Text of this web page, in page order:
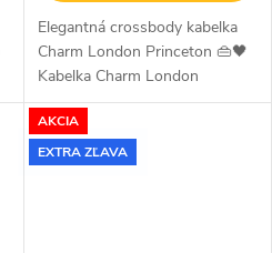
Elegantná crossbody kabelka
Charm London Princeton 👜🖤
Kabelka Charm London
Princeton je dokonalým
spojením moderného dizajnu a
praktickosti. Vďaka svojmu
AKCIA
EXTRA ZĽAVA